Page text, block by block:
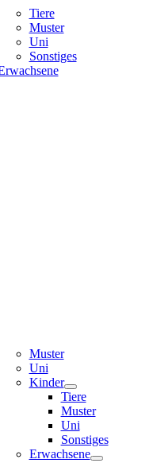
Tiere
Muster
Uni
Sonstiges
Muster
Uni
Kinder
Tiere
Muster
Uni
Sonstiges
Erwachsene